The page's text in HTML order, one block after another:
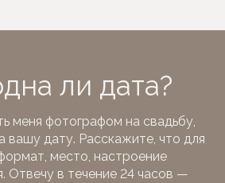
ли дата?
меня фотографом на свадьбу,
вашу дату. Расскажите, что для
место, настроение
Отвечу в течение 24 часов —